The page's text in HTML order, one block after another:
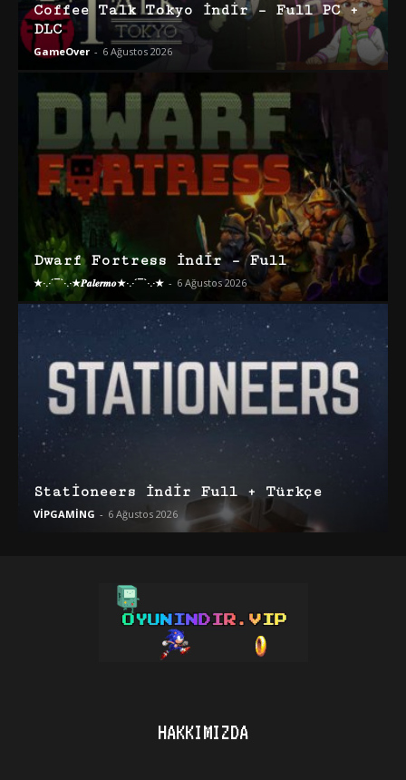
Coffee Talk Tokyo İndir – Full PC +
DLC
GameOver - 6 Ağustos 2026
Dwarf Fortress İndir – Full
★·.·´¯`·.·★𝑷𝒂𝒍𝒆𝒓𝒎𝒐★·.·´¯`·.·★ - 6 Ağustos 2026
Stationeers İndir Full + Türkçe
VİPGAMİNG - 6 Ağustos 2026
HAKKIMIZDA